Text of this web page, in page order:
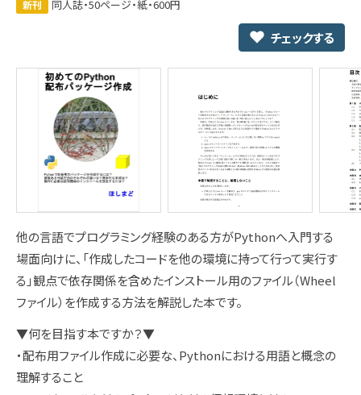
新刊 同人誌・50ページ・紙・600円
チェックする
他の言語でプログラミング経験のある方がPythonへ入門する
場面向けに、「作成したコードを他の環境に持って行って実行す
る」観点で依存関係を含めたインストール用のファイル（Wheel
ファイル）を作成する方法を解説した本です。
▼何を目指す本ですか？▼
・配布用ファイル作成に必要な、Pythonにおける用語と概念の
理解すること